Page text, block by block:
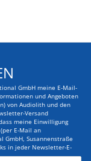
GmbH meine E-Mail-
und Angeboten
von Audiolith und den
Versand
meine Einwilligung
E-Mail an
Susannenstraße
in jeder Newsletter-E-